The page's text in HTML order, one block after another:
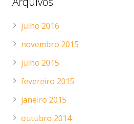
julho 2016
novembro 2015
julho 2015
fevereiro 2015
janeiro 2015
outubro 2014